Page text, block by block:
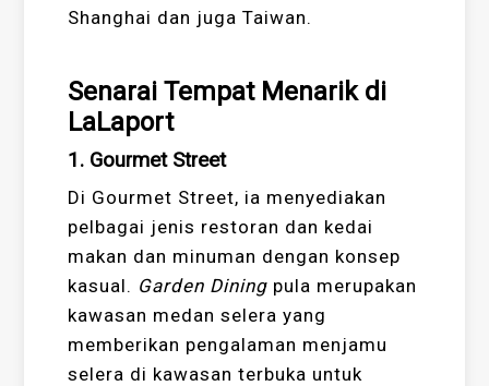
Shanghai dan juga Taiwan.
Senarai Tempat Menarik di
LaLaport
1. Gourmet Street
Di Gourmet Street, ia menyediakan
pelbagai jenis restoran dan kedai
makan dan minuman dengan konsep
kasual. Garden Dining pula merupakan
kawasan medan selera yang
memberikan pengalaman menjamu
selera di kawasan terbuka untuk